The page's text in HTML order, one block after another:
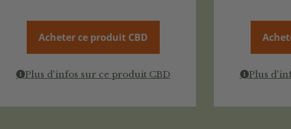
Acheter ce produit CBD
Plus d'infos sur ce produit CBD Plus